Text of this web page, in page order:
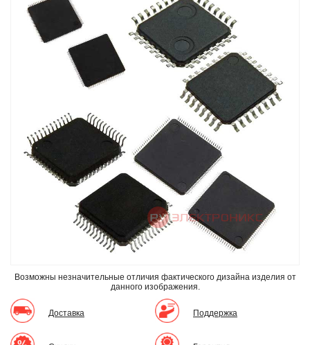
Возможны незначительные отличия фактического дизайна изделия от
данного изображения.
Доставка Поддержка